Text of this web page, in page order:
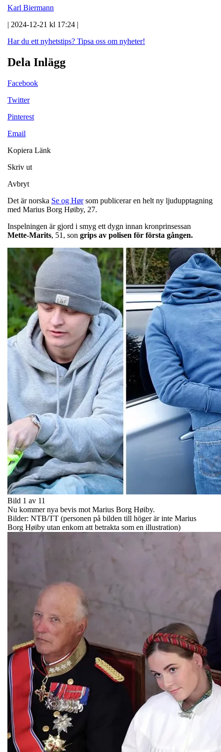
Karl Biermann
| 2024-12-21 kl 17:24 |
Har du ett nyhetstips? Tipsa oss om nyheter!
Dela Inlägg
Facebook
Twitter
Pinterest
Email
Kopiera Länk
Skriv ut
Avbryt
Det är norska Se og Hørsom publicerar en helt ny ljudupptagning
med Marius Borg Høiby, 27.
Inspelningen är gjord i smyg ett dygn innan kronprinsessan
Mette-Marits, 51, son grips av polisen för första gången.
Bild 1 av 11
Nu kommer nya bevis mot Marius Borg Høiby.
Bilder: NTB/TT (personen på bilden till höger är inte Marius
Borg Høiby utan enkom att betrakta som en illustration)